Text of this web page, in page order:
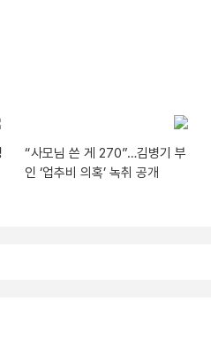
“사모님 쓴 게 270”…김병기 부
인 ‘업추비 의혹’ 녹취 공개